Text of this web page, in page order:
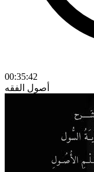
00:35:42
أصول الفقه